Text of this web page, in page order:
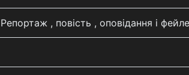
, повість , оповідання і